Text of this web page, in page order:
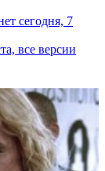
сегодня, 7
все версии